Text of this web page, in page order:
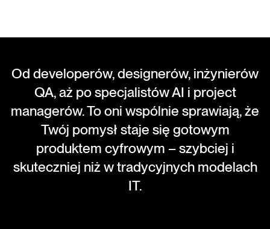
Od developerów, designerów, inżynierów
QA, aż po specjalistów AI i project
managerów. To oni wspólnie sprawiają, że
Twój pomysł staje się gotowym
produktem cyfrowym – szybciej i
skuteczniej niż w tradycyjnych modelach
IT.